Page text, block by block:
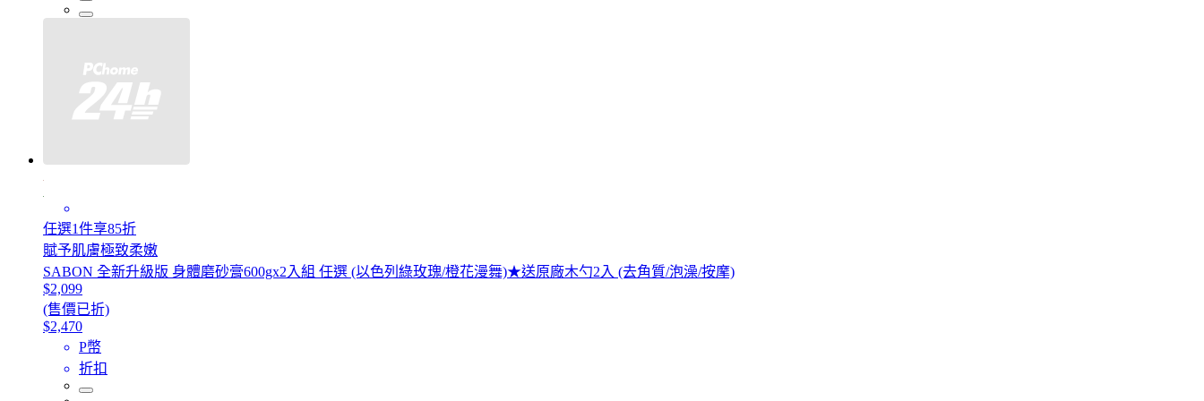
任選1件享85折
賦予肌膚極致柔嫩
SABON 全新升級版 身體磨砂膏600gx2入組 任選 (以色列綠玫瑰/橙花漫舞)★送原廠木勺2入 (去角質/泡澡/按摩)
$2,099
(售價已折)
$2,470
P幣
折扣